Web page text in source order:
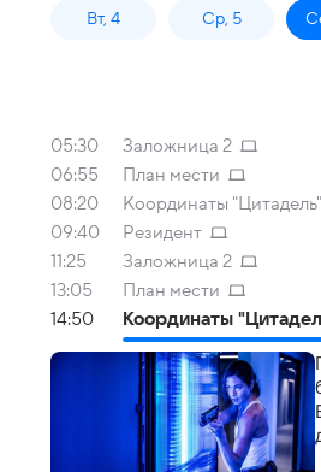
Вт, 4 Ср, 5
05:30
Заложница 2
06:55
План мести
08:20
Координаты "Цитадель"
09:40
Резидент
11:25
Заложница 2
13:05
План мести
14:50
Координаты